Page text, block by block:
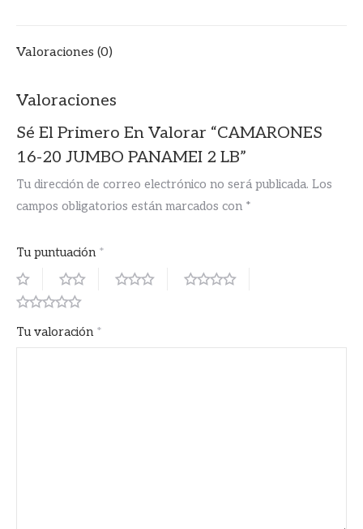
Valoraciones (0)
Valoraciones
Sé El Primero En Valorar “CAMARONES
16-20 JUMBO PANAMEI 2 LB”
Tu dirección de correo electrónico no será publicada. Los
campos obligatorios están marcados con *
Tu puntuación *
Tu valoración *